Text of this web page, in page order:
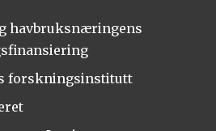
havbruksnæringens
forskningsinstitutt